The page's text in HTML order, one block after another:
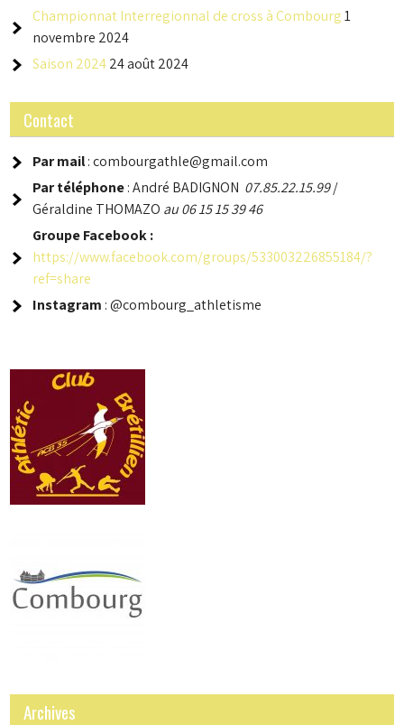
Championnat Interregionnal de cross à Combourg 1
novembre 2024
Saison 202424 août 2024
Contact
Par mail: combourgathle@gmail.com
Par téléphone: André BADIGNON 07.85.22.15.99/
Géraldine THOMAZO au 06 15 15 39 46
GroupeFacebook :
https://www.facebook.com/groups/533003226855184/?
ref=share
Instagram : @combourg_athletisme
Archives